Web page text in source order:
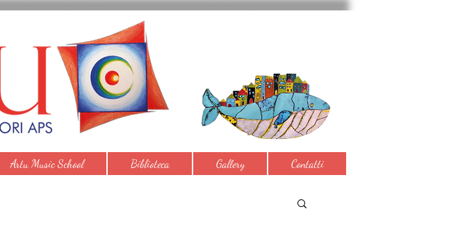
Artu Music School Biblioteca Gallery Contatti